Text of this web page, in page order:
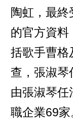
陶虹，最
的官方資料
括歌手曹格
查，張淑琴
由張淑琴任
職企業69